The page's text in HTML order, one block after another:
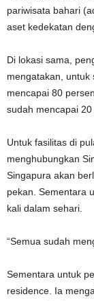
pariwisata bahari
aset kedekatan
Di lokasi sama,
mengatakan, untuk
mencapai 80
sudah mencapai 20
Untuk fasilitas di
menghubungkan
Singapura akan
pekan. Sementara
kali dalam sehari.
“Semua sudah
Sementara untuk
residence. Ia